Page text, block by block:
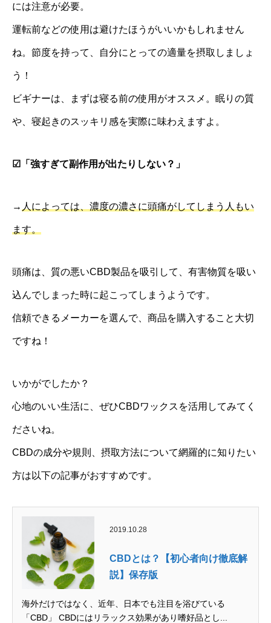
には注意が必要。
運転前などの使用は避けたほうがいいかもしれません
ね。節度を持って、自分にとっての適量を摂取しましょ
う！
ビギナーは、まずは寝る前の使用がオススメ。眠りの質
や、寝起きのスッキリ感を実際に味わえますよ。
☑︎「強すぎて副作用が出たりしない？」
→ 人によっては、濃度の濃さに頭痛がしてしまう人もい
ます。
頭痛は、質の悪いCBD製品を吸引して、有害物質を吸い
込んでしまった時に起こってしまうようです。
信頼できるメーカーを選んで、商品を購入すること大切
ですね！
いかがでしたか？
心地のいい生活に、ぜひCBDワックスを活用してみてく
ださいね。
CBDの成分や規則、摂取方法について網羅的に知りたい
方は以下の記事がおすすめです。
2019.10.28
CBDとは？【初心者向け徹底解
説】保存版
海外だけではなく、近年、日本でも注目を浴びている
「CBD」 CBDにはリラックス効果があり嗜好品とし...